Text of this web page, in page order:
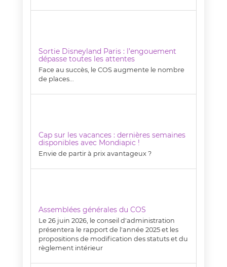
Sortie Disneyland Paris : l’engouement
dépasse toutes les attentes
Face au succès, le COS augmente le nombre
de places...
Cap sur les vacances : dernières semaines
disponibles avec Mondiapic !
Envie de partir à prix avantageux ?
Assemblées générales du COS
Le 26 juin 2026, le conseil d'administration
présentera le rapport de l'année 2025 et les
propositions de modification des statuts et du
règlement intérieur